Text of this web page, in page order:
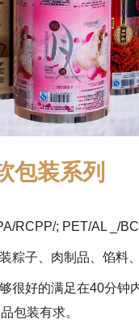
包装系列
RCPP/; PET/AL _/
粽子、肉制品、馅料
很好的满足在40分钟
包装有求。